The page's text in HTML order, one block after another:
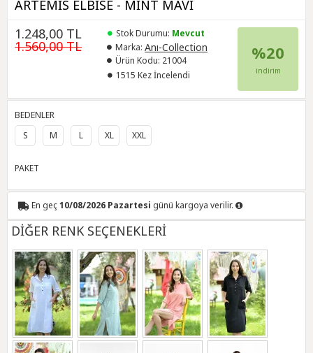
ARTEMİS ELBİSE - MİNT MAVİ
1.248,00 TL
1.560,00 TL
Stok Durumu: Mevcut
Marka: Anı-Collection
Ürün Kodu: 21004
1515 Kez İncelendi
%20
indirim
BEDENLER
S
M L XL XXL
PAKET
En geç10/08/2026 Pazartesi günü kargoya verilir.
DİĞER RENK SEÇENEKLERİ